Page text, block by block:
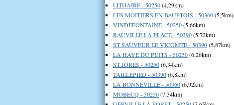
LITHAIRE - 50250(4,29km)
LES MOITIERS EN BAUPTOIS - 50360(5,5km)
VINDEFONTAINE - 50250(5,66km)
RAUVILLE LA PLACE - 50390(5,72km)
ST SAUVEUR LE VICOMTE - 50390(5,87km)
LA HAYE DU PUITS - 50250(6,26km)
ST JORES - 50250(6,34km)
TAILLEPIED - 50390(6,8km)
LA BONNEVILLE - 50360(6,92km)
MOBECQ - 50250(7,34km)